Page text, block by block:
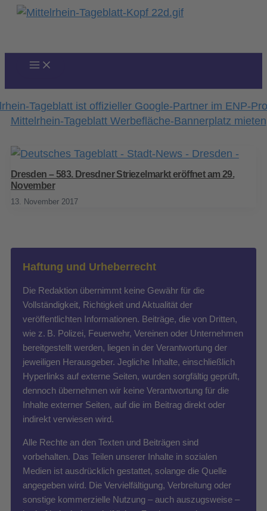
Zum
Dresden – 583. Dresdner Striezelmarkt eröffnet am 29.
November
13. November 2017
Haftung und Urheberrecht
Die Redaktion übernimmt keine Gewähr für die
Vollständigkeit, Richtigkeit und Aktualität der
veröffentlichten Informationen. Beiträge, die von Dritten,
wie z. B. Polizei, Feuerwehr, Vereinen oder Unternehmen
bereitgestellt werden, liegen in der Verantwortung der
jeweiligen Herausgeber. Jegliche Inhalte, einschließlich
Hyperlinks auf externe Seiten, wurden sorgfältig geprüft,
dennoch übernehmen wir keine Verantwortung für die
Inhalte externer Seiten, auf die im Beitrag direkt oder
indirekt verwiesen wird.
Alle Rechte an den Texten und Beiträgen sind
vorbehalten. Das Teilen unserer Inhalte in sozialen
Medien ist ausdrücklich gestattet, solange die Quelle
angegeben wird. Die Vervielfältigung, Verbreitung oder
sonstige kommerzielle Nutzung – auch auszugsweise –